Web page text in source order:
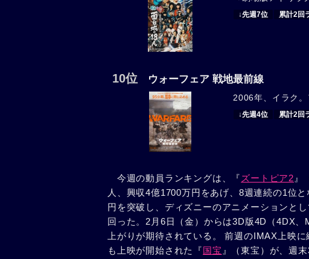
↓先週7位 累計2回
10位 ウォーフェア 戦地最前線
2006年、イラク
↓先週4位 累計2回
今週の動員ランキングは、『 ズートピア2 』
人、興収4億1700万円をあげ、8週連続の1位
円を突破し、ディズニーのアニメーションと
回った。2月6日（金）からは3D版4D（4DX
上がりが期待されている。 前週のIMAX上映
も上映が開始された『国宝 』（東宝）が、週